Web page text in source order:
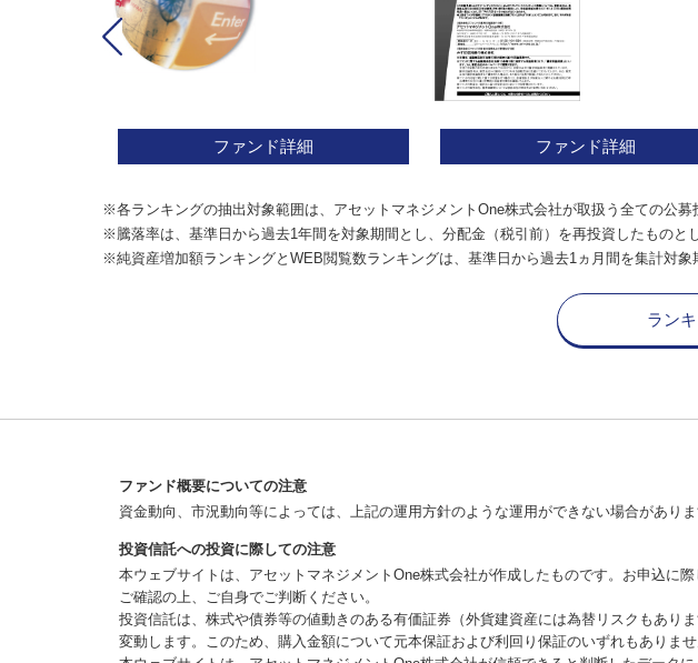
ファンド詳細 ファンド詳細
※各ランキングの抽出対象範囲は、アセットマネジメントOne株式会社が取扱う全ての公
※騰落率は、基準日から過去1年間を対象期間とし、分配金（税引前）を再投資したものと
※純資産増加額ランキングとWEB閲覧数ランキングは、基準日から過去1ヵ月間を集計対象
ラン
ファンド概要についての注意
資金動向、市況動向等によっては、上記の運用方針のような運用ができない場合がありま
投資信託への投資に際しての注意
本ウェブサイトは、アセットマネジメントOne株式会社が作成したものです。お申込に
ご確認の上、ご自身でご判断ください。
投資信託は、株式や債券等の値動きのある有価証券（外貨建資産には為替リスクもあ
変動します。このため、購入金額について元本保証および利回り保証のいずれもありませ